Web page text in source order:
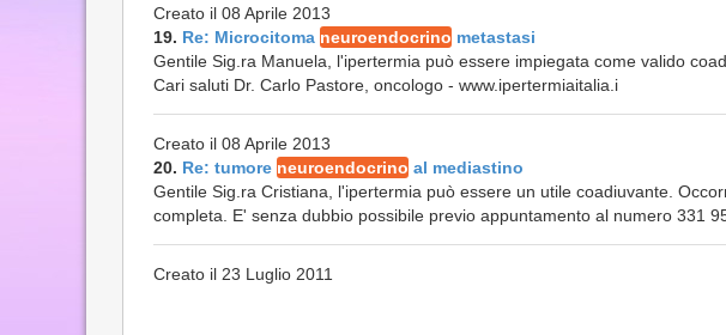
Creato il 08 Aprile 2013
19. Re: Microcitoma neuroendocrino metastasi
Gentile Sig.ra Manuela, l'ipertermia può essere impiegata come valido
Cari saluti Dr. Carlo Pastore, oncologo - www.ipertermiaitalia.i
Creato il 08 Aprile 2013
20. Re: tumore neuroendocrino al mediastino
Gentile Sig.ra Cristiana, l'ipertermia può essere un utile coadiuvante.
completa. E' senza dubbio possibile previo appuntamento al numero 331
Creato il 23 Luglio 2011